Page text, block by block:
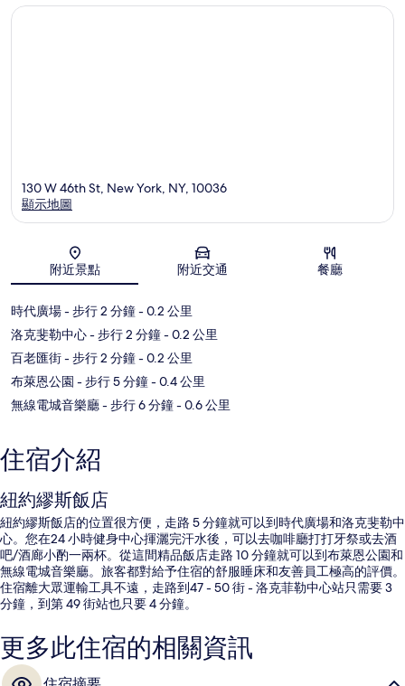
地圖
130 W 46th St, New York, NY, 10036
顯示地圖
附近景點 附近交通 餐廳
時代廣場- 步行 2 分鐘- 0.2 公里
洛克斐勒中心- 步行 2 分鐘- 0.2 公里
百老匯街- 步行 2 分鐘- 0.2 公里
布萊恩公園 - 步行 5 分鐘- 0.4 公里
無線電城音樂廳- 步行 6 分鐘- 0.6 公里
住宿介紹
紐約繆斯飯店
紐約繆斯飯店的位置很方便，走路 5 分鐘就可以到時代廣場和洛克斐勒中
心。您在24 小時健身中心揮灑完汗水後，可以去咖啡廳打打牙祭或去酒
吧/酒廊小酌一兩杯。從這間精品飯店走路 10 分鐘就可以到布萊恩公園和
無線電城音樂廳。旅客都對給予住宿的舒服睡床和友善員工極高的評價。
住宿離大眾運輸工具不遠，走路到47 - 50 街 - 洛克菲勒中心站只需要 3
分鐘，到第 49 街站也只要 4 分鐘。
更多此住宿的相關資訊